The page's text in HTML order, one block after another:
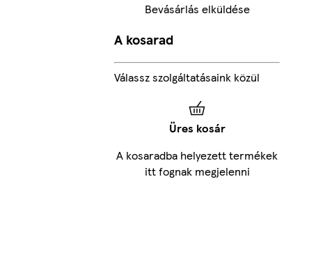
Bevásárlás elküldése
A kosarad
Válassz szolgáltatásaink közül
Üres kosár
A kosaradba helyezett termékek
itt fognak megjelenni